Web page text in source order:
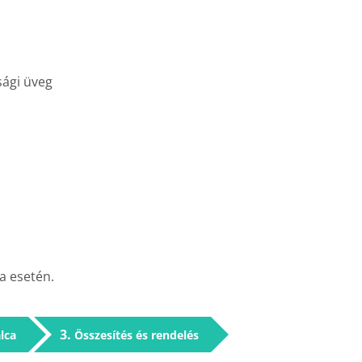
üveg
esetén.
3 Összesítés és rendelés